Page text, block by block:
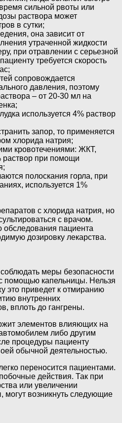
сильной рвоты или
раствора может
в сутки;
она зависит от
утраченной жидкости
при отравлении с серьезной
требуется скорость
сопровождается
давления, поэтому
– от 20-30 мл на
используется 4% раствор
запор, то применяется
хлорида натрия;
кровотечениями: ЖКТ,
раствор при помощи
полоскания горла, при
используется 1%
с хлорида натрия, но
с врачом.
обследования пациента
дозировку лекарства.
меры безопасности
помощью капельницы. Нельзя
это приведет к отмиранию
внутренних
вплоть до гангрены.
элементов влияющих на
либо другим
процедуры пациенту
обычной деятельностью.
переносится пациентами.
действия. Так при
или увеличении
могут возникнуть следующие